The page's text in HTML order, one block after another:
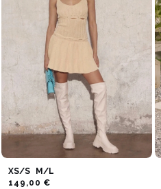
XS/S
M/L
149,00 €